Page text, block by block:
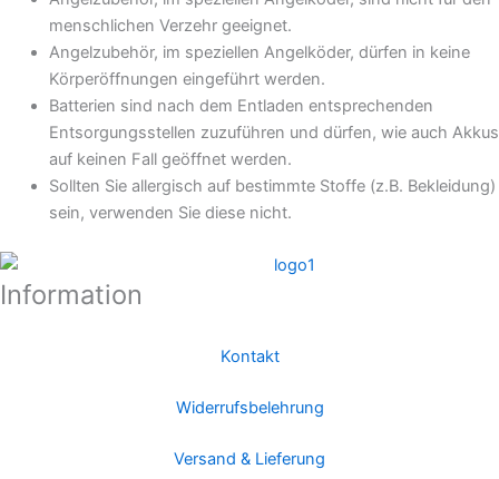
menschlichen Verzehr geeignet.
Angelzubehör, im speziellen Angelköder, dürfen in keine
Körperöffnungen eingeführt werden.
Batterien sind nach dem Entladen entsprechenden
Entsorgungsstellen zuzuführen und dürfen, wie auch Akkus
auf keinen Fall geöffnet werden.
Sollten Sie allergisch auf bestimmte Stoffe (z.B. Bekleidung)
sein, verwenden Sie diese nicht.
Information
Kontakt
Widerrufsbelehrung
Versand & Lieferung